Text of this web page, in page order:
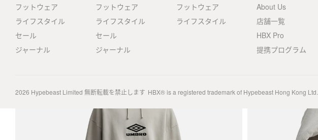
フットウェア
ライフスタイル
セール
ジャーナル
フットウェア
ライフスタイル
セール
ジャーナル
フットウェア
ライフスタイル
About Us
店舗一覧
HBX Pro
提携プログラム
2026 Hypebeast Limited 無断転載を禁止します HBX® is a registered trademark of Hypebeast Hong Kong Ltd.